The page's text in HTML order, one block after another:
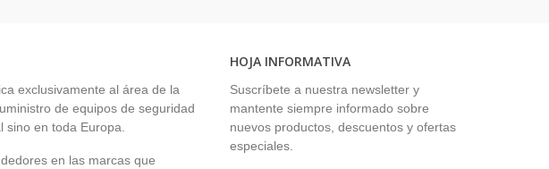
exclusivamente al área de la
de equipos de seguridad
sino en toda Europa.
en las marcas que
HOJA INFORMATIVA
Suscríbete a nuestra newsletter y
mantente siempre informado sobre
nuevos productos, descuentos y ofertas
especiales.